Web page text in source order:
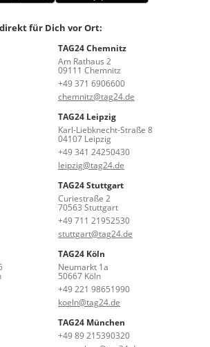
für Dich vor Ort:
TAG24 Chemnitz
Am Rathaus 2
09111 Chemnitz
+49 371 6906600
chemnitz@tag24.de
TAG24 Leipzig
Karl-Liebknecht-Straße 8
04107 Leipzig
+49 341 24250430
leipzig@tag24.de
TAG24 Stuttgart
Curiestraße 2
70563 Stuttgart
+49 711 21952530
stuttgart@tag24.de
TAG24 Köln
Neumarkt 1a
50667 Köln
+49 221 98651990
koeln@tag24.de
TAG24 München
+49 89 215390320